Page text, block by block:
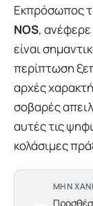
Εκπρόσωπος
NOS, ανέφερε
είναι
περίπτωση
αρχές
σοβαρές
αυτές τις
κολάσιμες
ΜΗΝ